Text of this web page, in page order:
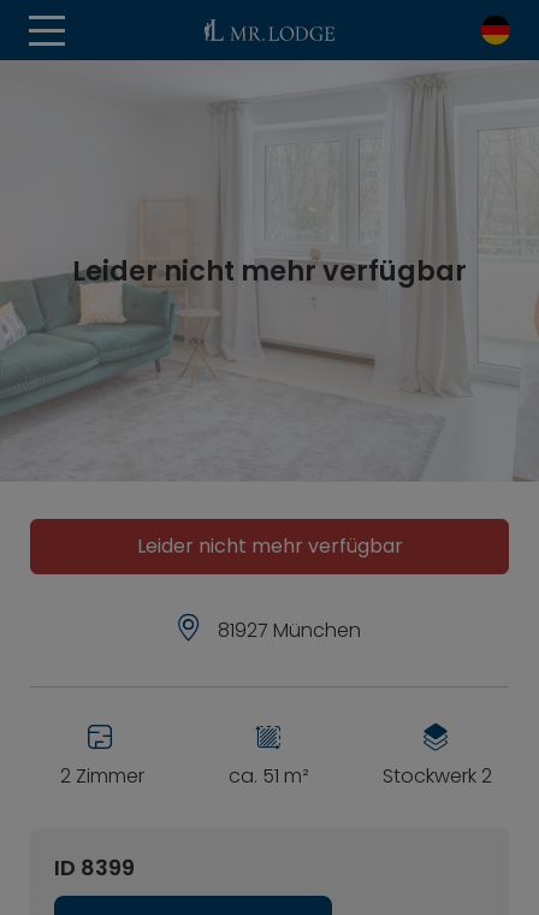
Leider nicht mehr verfügbar
Leider nicht mehr verfügbar
81927 München
2 Zimmer ca. 51 m² Stockwerk 2
ID 8399